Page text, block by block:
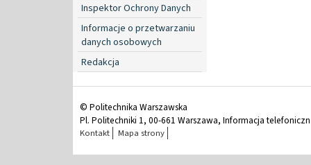
Inspektor Ochrony Danych
Informacje o przetwarzaniu
danych osobowych
Redakcja
© Politechnika Warszawska
Pl. Politechniki 1, 00-661 Warszawa, Informacja
Kontakt Mapa strony